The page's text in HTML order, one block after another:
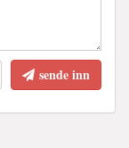
sende inn